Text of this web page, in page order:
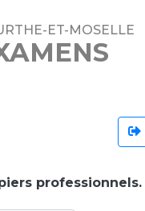
ET-MOSELLE
professionnels.